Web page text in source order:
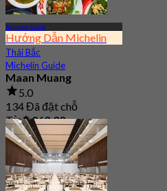
Saphan Sung
Hướng Dẫn Michelin
Thái Bắc
Michelin Guide
Maan Muang
5.0
134 Đã đặt chỗ
Từ฿ 263.33